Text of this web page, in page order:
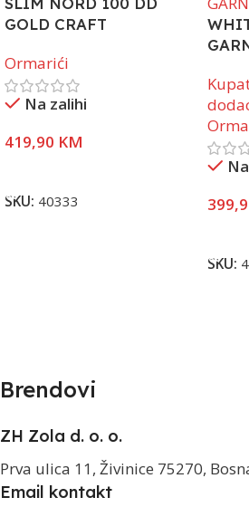
GOLD CRAFT
Ormarići
Na zalihi
419,90 KM
SKU: 40333
SKU:
Brendovi
ZH Zola d. o. o.
Prva ulica 11, Živinice 75270,
Email kontakt